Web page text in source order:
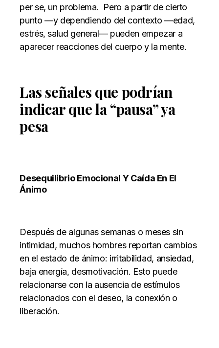
per se, un problema.
Pero a partir de cierto
punto —y dependiendo del contexto —edad,
estrés, salud general— pueden empezar a
aparecer reacciones del cuerpo y la mente.
Las señales que podrían
indicar que la “pausa” ya
pesa
Desequilibrio Emocional Y Caída En El
Ánimo
Después de algunas semanas o meses sin
intimidad, muchos hombres reportan cambios
en el estado de ánimo: irritabilidad, ansiedad,
baja energía, desmotivación. Esto puede
relacionarse con la ausencia de estímulos
relacionados con el deseo, la conexión o
liberación.